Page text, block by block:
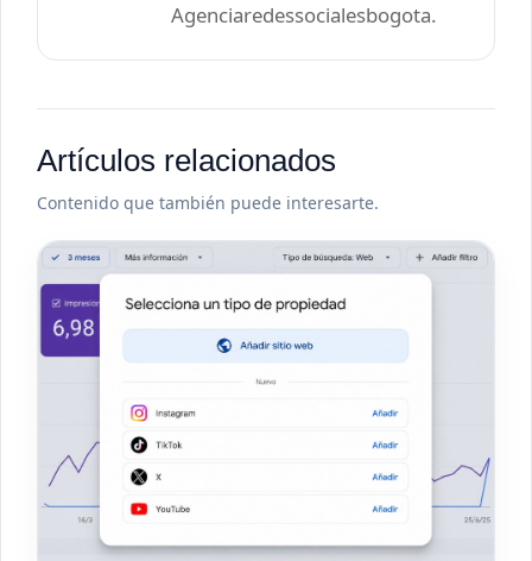
Agenciaredessocialesbogota.
Artículos relacionados
Contenido que también puede interesarte.